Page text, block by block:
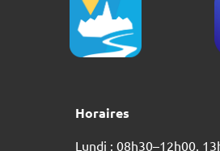
Horaires
Lundi : 08h30–12h00,